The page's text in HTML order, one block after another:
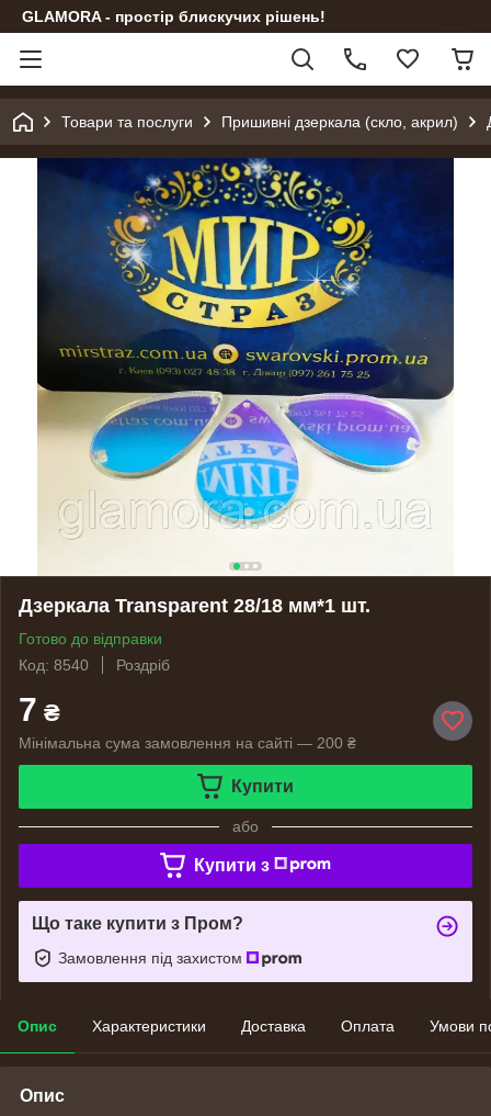
GLAMORA - простір блискучих рішень!
Товари та послуги Пришивні дзеркала (скло, акрил)
Дзеркала Transparent 28/18 мм*1 шт.
Готово до відправки
Код: 8540
Роздріб
7 ₴
Мінімальна сума замовлення на сайті — 200 ₴
Купити
або
Купити з
Що таке купити з Пром?
Замовлення під захистом
Опис Характеристики Доставка Оплата Умови
Опис